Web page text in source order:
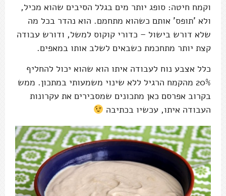
וקמח חיטה: סופג יותר מים בגלל הסיבים שהוא מכיל,
ולא 'תופס' אותם כשהוא מתחמם. הוא נהדר בכל מה
שלא דורש בישול – כדורי קוקוס למשל, ודורש עבודה
קצת יותר מתחכמת כשבאים לשלב אותו במאפים.
כלל אצבע נוח לעבודה איתו הוא שהוא יכול להחליף
20% מהקמח הרגיל ללא שינוי משמעותי במתכון. ממש
בקרוב אפרסם כאן מתכונים שמסבירים את עקרונות
העבודה איתו, עכשיו בכתיבה